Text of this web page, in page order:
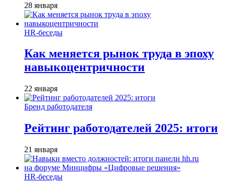
28 января
HR-беседы
Как меняется рынок труда в эпоху
навыкоцентричности
22 января
Бренд работодателя
Рейтинг работодателей 2025: итоги
21 января
HR-беседы